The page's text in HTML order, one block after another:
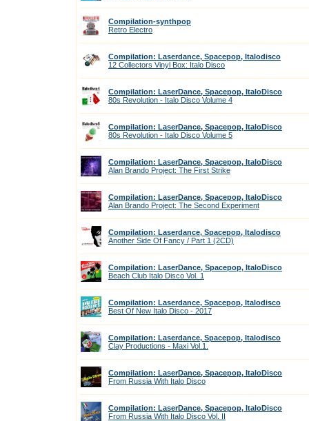
Compilation-synthpop
Retro Electro
Compilation: Laserdance, Spacepop, Italodisco
12 Collectors Vinyl Box: Italo Disco
Compilation: LaserDance, Spacepop, ItaloDisco
80s Revolution - Italo Disco Volume 4
Compilation: LaserDance, Spacepop, ItaloDisco
80s Revolution - Italo Disco Volume 5
Compilation: LaserDance, Spacepop, ItaloDisco
Alan Brando Project: The First Strike
Compilation: LaserDance, Spacepop, ItaloDisco
Alan Brando Project: The Second Experiment
Compilation: Laserdance, Spacepop, Italodisco
Another Side Of Fancy / Part 1 (2CD)
Compilation: LaserDance, Spacepop, ItaloDisco
Beach Club Italo Disco Vol. 1
Compilation: Laserdance, Spacepop, Italodisco
Best Of New Italo Disco - 2017
Compilation: Laserdance, Spacepop, Italodisco
Clay Productions - Maxi Vol.1.
Compilation: LaserDance, Spacepop, ItaloDisco
From Russia With Italo Disco
Compilation: LaserDance, Spacepop, ItaloDisco
From Russia With Italo Disco Vol. II